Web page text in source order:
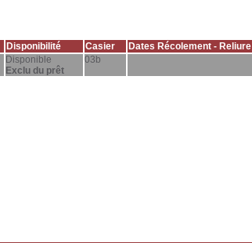
Disponibilité Casier
Dates Récolement - Reliure
Disponible
Exclu du prêt
03b